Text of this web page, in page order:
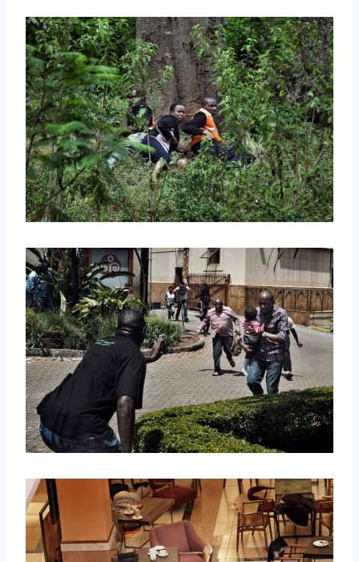
取消 搜索